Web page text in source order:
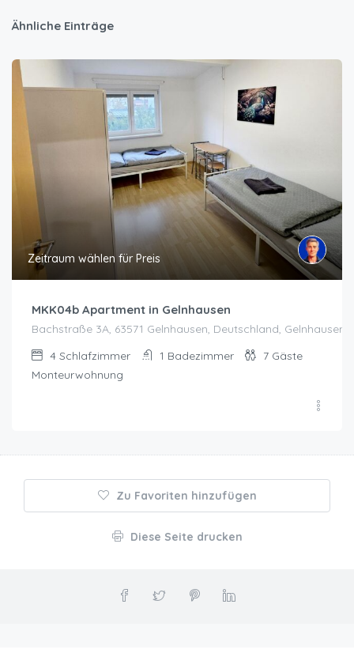
Ähnliche Einträge
Zeitraum wählen für Preis
MKK04b Apartment in Gelnhausen
Bachstraße 3A, 63571 Gelnhausen, Deutschland, Gelnhausen
4 Schlafzimmer 1 Badezimmer 7 Gäste
Monteurwohnung
Zu Favoriten hinzufügen
Diese Seite drucken